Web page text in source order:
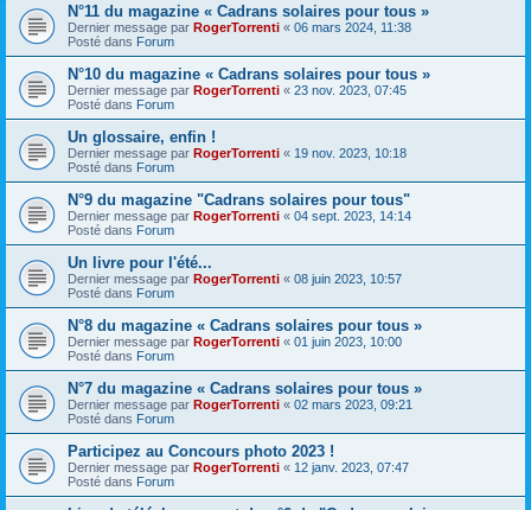
N°11 du magazine « Cadrans solaires pour tous »
Dernier message par RogerTorrenti « 06 mars 2024, 11:38
Posté dans Forum
N°10 du magazine « Cadrans solaires pour tous »
Dernier message par RogerTorrenti « 23 nov. 2023, 07:45
Posté dans Forum
Un glossaire, enfin !
Dernier message par RogerTorrenti « 19 nov. 2023, 10:18
Posté dans Forum
N°9 du magazine "Cadrans solaires pour tous"
Dernier message par RogerTorrenti « 04 sept. 2023, 14:14
Posté dans Forum
Un livre pour l'été...
Dernier message par RogerTorrenti « 08 juin 2023, 10:57
Posté dans Forum
N°8 du magazine « Cadrans solaires pour tous »
Dernier message par RogerTorrenti « 01 juin 2023, 10:00
Posté dans Forum
N°7 du magazine « Cadrans solaires pour tous »
Dernier message par RogerTorrenti « 02 mars 2023, 09:21
Posté dans Forum
Participez au Concours photo 2023 !
Dernier message par RogerTorrenti « 12 janv. 2023, 07:47
Posté dans Forum